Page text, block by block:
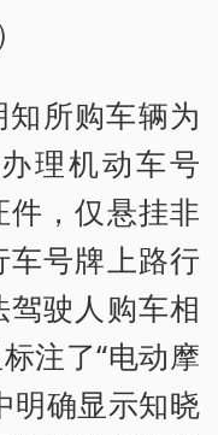
所购车辆为
理机动车号
，仅悬挂非
号牌上路行
驶人购车相
注了“电动摩
明确显示知晓